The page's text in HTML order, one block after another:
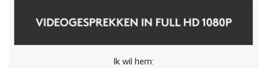
Ik wil hem: